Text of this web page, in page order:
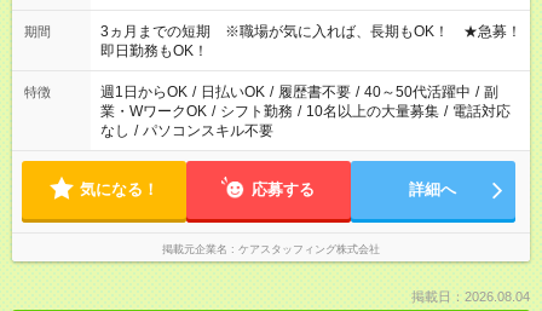
かせください！ 事前に担当からヒアリングもしますので、ご安
心ください！
期間
3ヵ月までの短期 ※職場が気に入れば、長期もOK！ ★急募！
即日勤務もOK！
特徴 週1日からOK / 日払いOK / 履歴書不要 / 40～50代活躍中 / 副
業・WワークOK / シフト勤務 / 10名以上の大量募集 / 電話対応
なし / パソコンスキル不要
気になる！ 応募する 詳細へ
掲載元企業名 ケアスタッフィング株式会社
掲載日：2026.08.04